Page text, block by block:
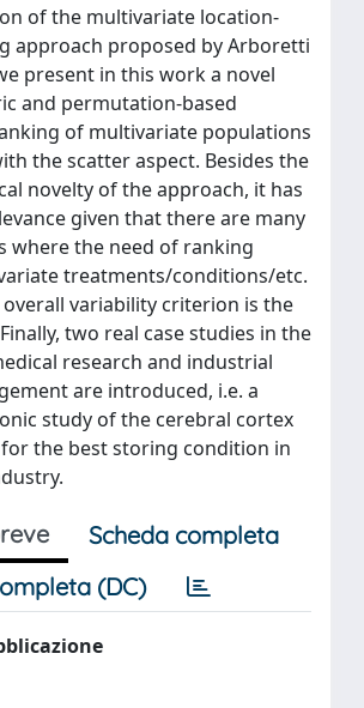
of the multivariate location-
approach proposed by Arboretti
present in this work a novel
and permutation-based
of multivariate populations
the scatter aspect. Besides the
novelty of the approach, it has
given that there are many
where the need of ranking
treatments/conditions/etc.
variability criterion is the
two real case studies in the
research and industrial
are introduced, i.e. a
study of the cerebral cortex
the best storing condition in
Scheda completa
(DC)